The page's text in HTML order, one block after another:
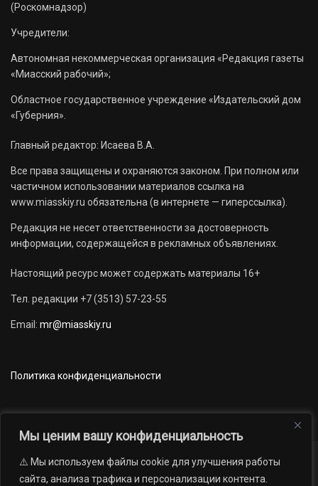
Мы ценим вашу конфиденциальность
⚠️ Мы используем файлы cookie для улучшения работы
сайта, анализа трафика и персонализации контента.
(Роскомнадзор)
Учредители:
Автономная некоммерческая организация «Редакция газеты
«Миасский рабочий»;
Областное государственное учреждение «Издательский дом
«Губерния».
Главный редактор: Исаева В.А.
Все права защищены и охраняются законом. При полном или
частичном использовании материалов ссылка на
www.miasskiy.ru обязательна (в интернете — гиперссылка).
Редакция не несет ответственности за достоверность
информации, содержащейся в рекламных объявлениях.
Настоящий ресурс может содержать материалы 16+
Тел. редакции +7 (3513) 57-23-55
Email: mr@miasskiy.ru
Политика конфиденциальности
Новости Наши проекты
Официально